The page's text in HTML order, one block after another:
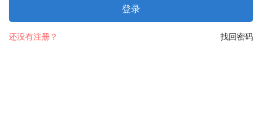
登录
找回密码
还没有注册？